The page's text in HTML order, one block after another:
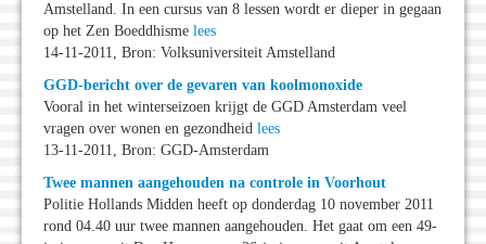
Amstelland. In een cursus van 8 lessen wordt er dieper in gegaan
op het Zen Boeddhisme lees
14-11-2011, Bron: Volksuniversiteit Amstelland
GGD-bericht over de gevaren van koolmonoxide
Vooral in het winterseizoen krijgt de GGD Amsterdam veel
vragen over wonen en gezondheid lees
13-11-2011, Bron: GGD-Amsterdam
Twee mannen aangehouden na controle in Voorhout
Politie Hollands Midden heeft op donderdag 10 november 2011
rond 04.40 uur twee mannen aangehouden. Het gaat om een 49-